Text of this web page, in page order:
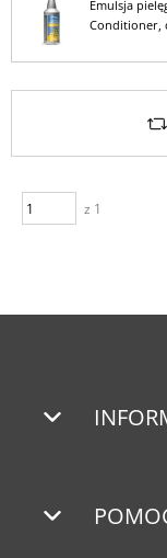
Emulsja
Conditioner,
z 1